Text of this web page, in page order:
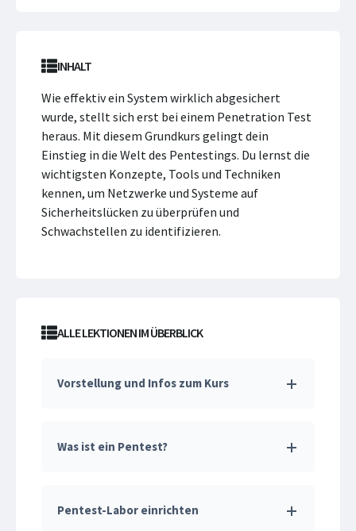
INHALT
Wie effektiv ein System wirklich abgesichert
wurde, stellt sich erst bei einem Penetration Test
heraus. Mit diesem Grundkurs gelingt dein
Einstieg in die Welt des Pentestings. Du lernst die
wichtigsten Konzepte, Tools und Techniken
kennen, um Netzwerke und Systeme auf
Sicherheitslücken zu überprüfen und
Schwachstellen zu identifizieren.
ALLE LEKTIONEN IM ÜBERBLICK
Vorstellung und Infos zum Kurs
Was ist ein Pentest?
Pentest-Labor einrichten